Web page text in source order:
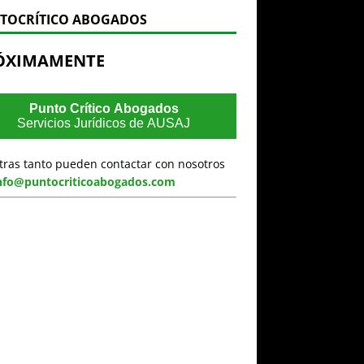
ABOGADOS
Punto Crítico Abogados
Servicios Jurídicos de AUSAJ
tanto pueden contactar con nosotros